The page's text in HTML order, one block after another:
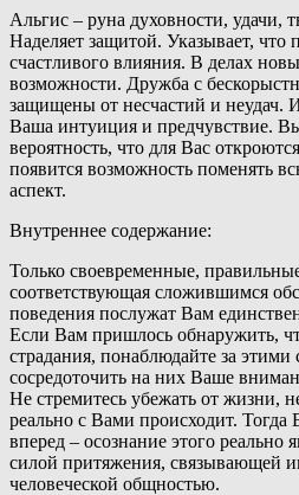
Альгис – руна духовности, удачи,
Наделяет защитой. Указывает, что
счастливого влияния. В делах
возможности. Дружба с
защищены от несчастий и неудач.
Ваша интуиция и предчувствие.
вероятность, что для Вас
появится возможность поменять
аспект.
Внутреннее содержание:
Только своевременные,
соответствующая сложившимся
поведения послужат Вам
Если Вам пришлось обнаружить,
страдания, понаблюдайте за этими
сосредоточить на них Ваше
Не стремитесь убежать от жизни,
реально с Вами происходит. Тогда
вперед – осознание этого реально
силой притяжения, связывающей
человеческой общностью.